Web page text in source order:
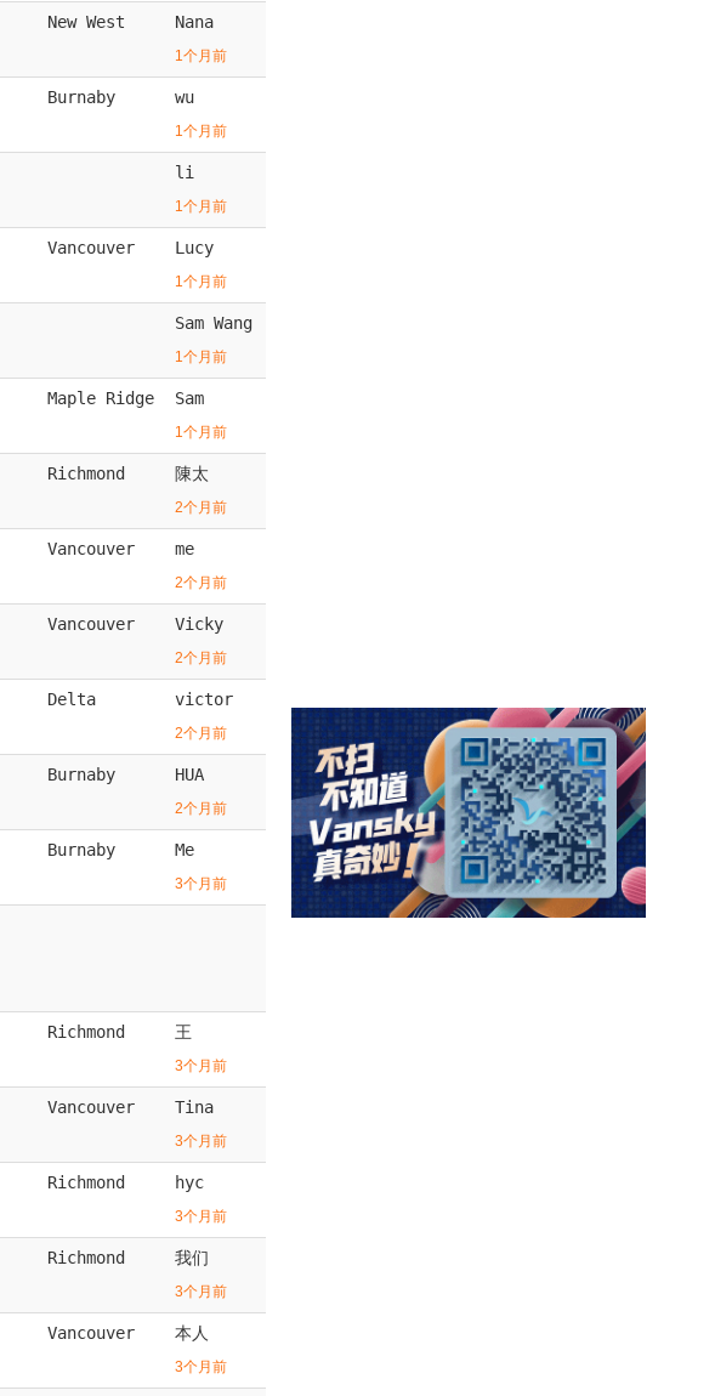
New West Nana
1个月前
Burnaby wu
1个月前
li
1个月前
Vancouver Lucy
1个月前
Sam Wang
1个月前
Maple Ridge Sam
1个月前
Richmond 陳太
2个月前
Vancouver me
2个月前
Vancouver Vicky
2个月前
Delta victor
2个月前
Burnaby HUA
2个月前
Burnaby Me
3个月前
Richmond 王
3个月前
Vancouver Tina
3个月前
Richmond hyc
3个月前
Richmond 我们
3个月前
Vancouver 本人
3个月前